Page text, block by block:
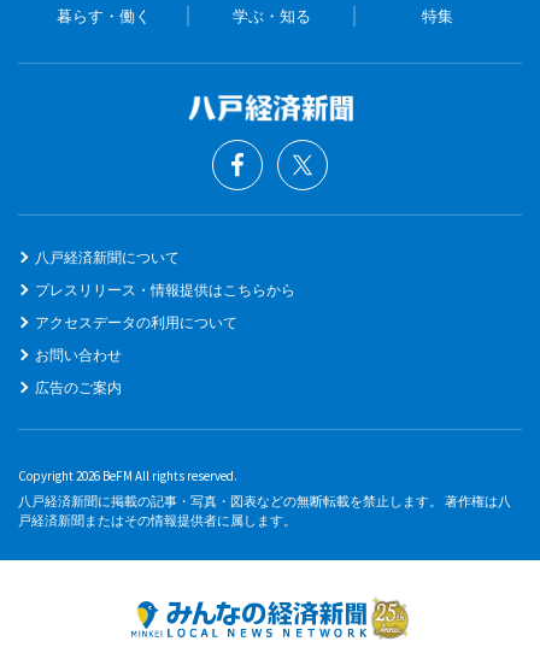
暮らす・働く 学ぶ・知る 特集
八戸経済新聞について
プレスリリース・情報提供はこちらから
アクセスデータの利用について
お問い合わせ
広告のご案内
Copyright 2026 BeFM All rights reserved.
八戸経済新聞に掲載の記事・写真・図表などの無断転載を禁止します。 著作権は八
戸経済新聞またはその情報提供者に属します。